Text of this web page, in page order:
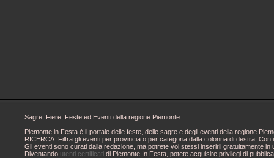
Sagre, Fiere, Feste ed Eventi della regione Piemonte.
Piemonte in Festa è il portale delle feste, delle sagre e degli eventi della regione
RICERCA: Filtra gli eventi per provincia o per categoria dalla colonna di destra.
Gli eventi sono curati dalla redazione, ma potrete voi stessi inserirli gratuitamente
Diventando utenti certificati di Piemonte In Festa, potete acquisire privilegi di